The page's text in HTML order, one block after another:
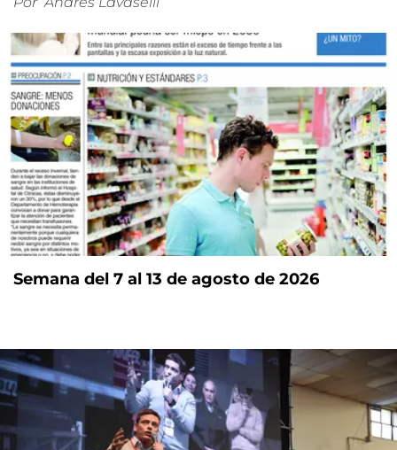
Semana del 7 al 13 de agosto de 2026